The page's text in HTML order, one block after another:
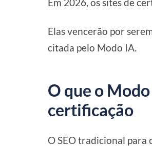
Elas vencerão por
citada pelo Modo IA.
O que o
certificação
O SEO tradicional para